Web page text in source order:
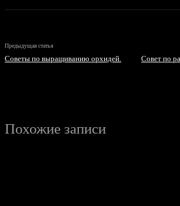
Предыдущая статья
Советы по выращиванию орхидей.
Совет по
Похожие записи